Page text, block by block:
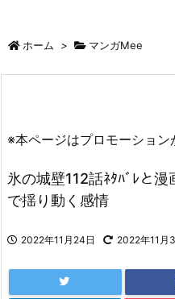
ホーム > マンガMee
※本ページはプロモーション
氷の城壁112話ﾈﾀﾊﾞﾚと
で揺り動く感情
2022年11月24日 2022年11月